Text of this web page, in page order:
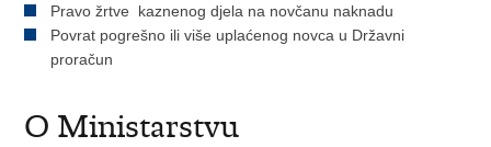
Pravo žrtve kaznenog djela na novčanu naknadu
Povrat pogrešno ili više uplaćenog novca u Državni
proračun
O Ministarstvu